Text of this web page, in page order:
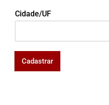
Cidade/UF
Cadastrar